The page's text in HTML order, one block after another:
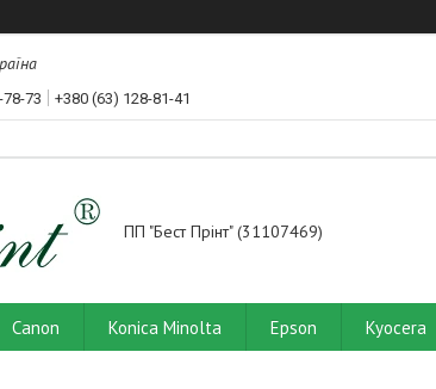
73 +380 (63) 128-81-41
ПП "Бест Прінт" (31107469)
Canon Konica Minolta Epson Kyocera